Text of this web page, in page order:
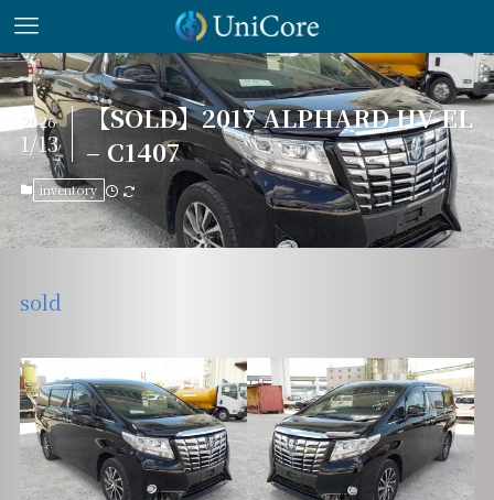
【SOLD】2017 ALPHARD HV EL
– C1407
2026
1/13
inventory
sold